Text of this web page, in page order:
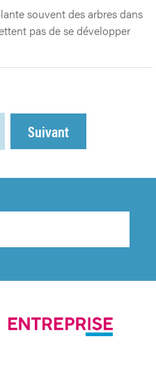
souvent des arbres dans
pas de se développer
Suivant